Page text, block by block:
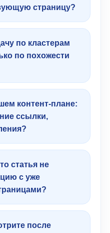
страницу?
по кластерам
по похожести
контент-плане:
ссылки,
статья не
с уже
после